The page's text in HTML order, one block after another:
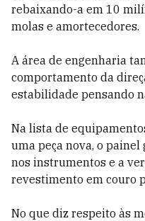
rebaixando-a em 10
molas e amortecedores.
A área de engenharia
comportamento da
estabilidade pensando
Na lista de
uma peça nova, o
nos instrumentos e a
revestimento em couro
No que diz respeito às